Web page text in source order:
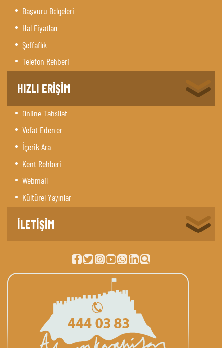
Başvuru Belgeleri
Hal Fiyatları
Şeffaflık
Telefon Rehberi
HIZLI ERİŞİM
Online Tahsilat
Vefat Edenler
İçerik Ara
Kent Rehberi
Webmail
Kültürel Yayınlar
İLETİŞİM